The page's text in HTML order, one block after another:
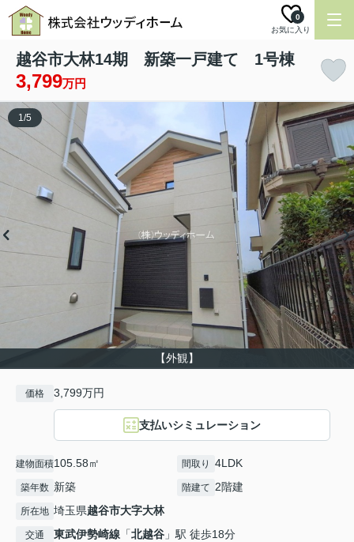
お気に入り
0
越谷市大林14期 新築一戸建て 1号棟
3,799万円
【外観】
1/5
価格 3,799万円
支払いシミュレーション
建物面積105.58㎡ 間取り 4LDK
築年数 新築 階建て 2階建
所在地 埼玉県越谷市大字大林
交通 東武伊勢崎線 「北越谷 」駅 徒歩18分